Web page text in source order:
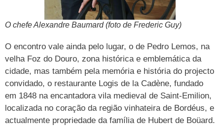
O chefe Alexandre Baumard (foto de Frederic Guy)
O encontro vale ainda pelo lugar, o de Pedro Lemos, na
velha Foz do Douro, zona histórica e emblemática da
cidade, mas também pela memória e história do projecto
convidado, o restaurante Logis de la Cadène, fundado
em 1848 na encantadora vila medieval de Saint-Emilion,
localizada no coração da região vinhateira de Bordéus, e
actualmente propriedade da família de Hubert de Boüard.